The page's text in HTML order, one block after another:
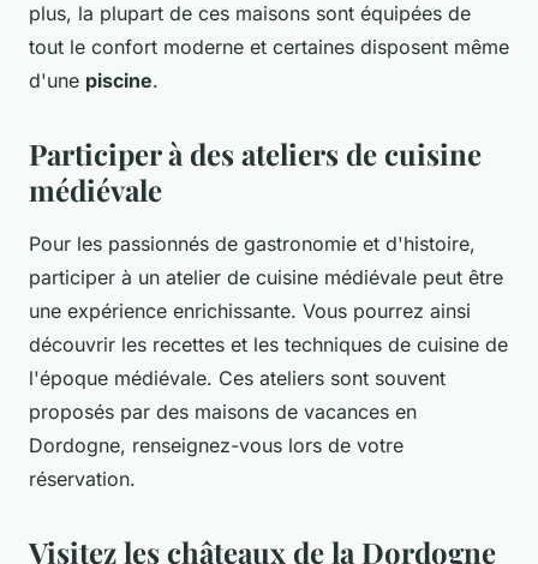
plus, la plupart de ces maisons sont équipées de
tout le confort moderne et certaines disposent même
d'une piscine.
Participer à des ateliers de cuisine
médiévale
Pour les passionnés de gastronomie et d'histoire,
participer à un atelier de cuisine médiévale peut être
une expérience enrichissante. Vous pourrez ainsi
découvrir les recettes et les techniques de cuisine de
l'époque médiévale. Ces ateliers sont souvent
proposés par des maisons de vacances en
Dordogne, renseignez-vous lors de votre
réservation.
Visitez les châteaux de la Dordogne